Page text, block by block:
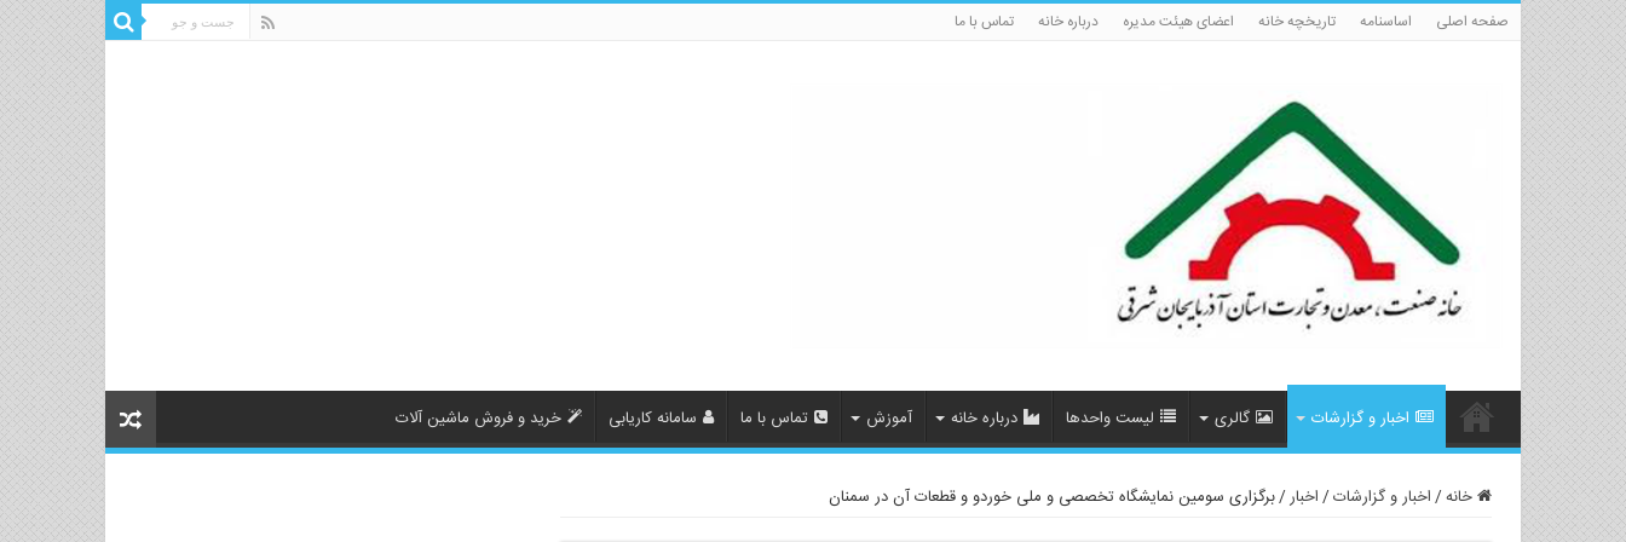
صفحه اصلی اساسنامه تاریخچه خانه اعضای هیئت مدیره درباره خانه تماس با ما
اخبار و گزارشات گالری لیست واحدها درباره خانه آموزش تماس با ما سامانه کاریابی خرید و فروش ماشین آلات
خانه/اخبار و گزارشات/اخبار/برگزاری سومین نمایشگاه تخصصی و ملی خوردو و قطعات آن در سمنان